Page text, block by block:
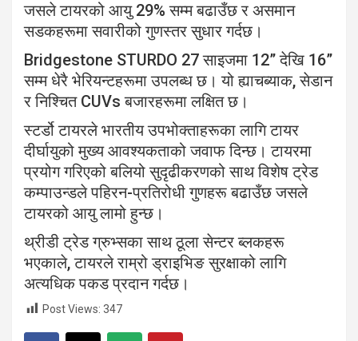
जसले टायरको आयु 29% सम्म बढाउँछ र असमान
सडकहरूमा सवारीको गुणस्तर सुधार गर्दछ।
Bridgestone STURDO 27 साइजमा 12” देखि 16”
सम्म धेरै भेरियन्टहरूमा उपलब्ध छ। यो ह्याचब्याक, सेडान
र निश्चित CUVs बजारहरूमा लक्षित छ।
स्टर्डो टायरले भारतीय उपभोक्ताहरूका लागि टायर
दीर्घायुको मुख्य आवश्यकताको जवाफ दिन्छ। टायरमा
प्रयोग गरिएको बलियो सुदृढीकरणको साथ विशेष ट्रेड
कम्पाउन्डले पहिरन-प्रतिरोधी गुणहरू बढाउँछ जसले
टायरको आयु लामो हुन्छ।
थ्रीडी ट्रेड ग्रुभ्सका साथ ठूला सेन्टर ब्लकहरू
भएकाले, टायरले राम्रो ड्राइभिङ सुरक्षाको लागि
अत्यधिक पकड प्रदान गर्दछ।
Post Views: 347